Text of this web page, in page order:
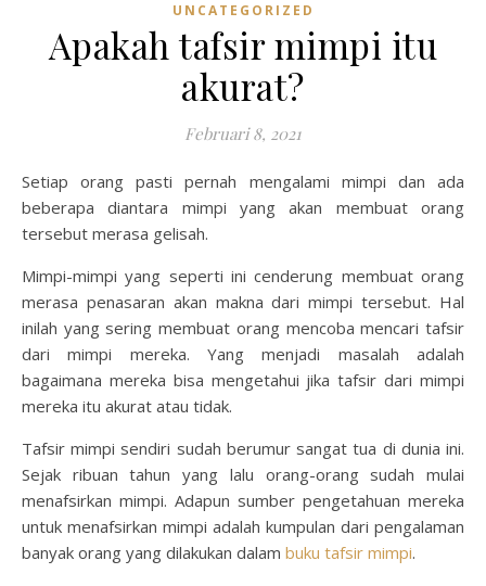
UNCATEGORIZED
Apakah tafsir mimpi itu
akurat?
Februari 8, 2021
Setiap orang pasti pernah mengalami mimpi dan ada
beberapa diantara mimpi yang akan membuat orang
tersebut merasa gelisah.
Mimpi-mimpi yang seperti ini cenderung membuat orang
merasa penasaran akan makna dari mimpi tersebut. Hal
inilah yang sering membuat orang mencoba mencari tafsir
dari mimpi mereka. Yang menjadi masalah adalah
bagaimana mereka bisa mengetahui jika tafsir dari mimpi
mereka itu akurat atau tidak.
Tafsir mimpi sendiri sudah berumur sangat tua di dunia ini.
Sejak ribuan tahun yang lalu orang-orang sudah mulai
menafsirkan mimpi. Adapun sumber pengetahuan mereka
untuk menafsirkan mimpi adalah kumpulan dari pengalaman
banyak orang yang dilakukan dalam buku tafsir mimpi.